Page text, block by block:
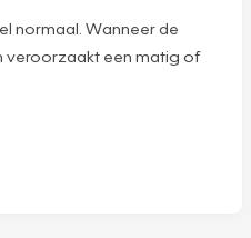
normaal. Wanneer de
veroorzaakt een matig of